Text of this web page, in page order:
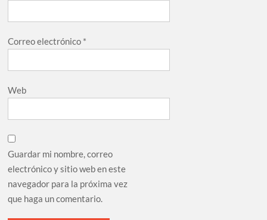
Correo electrónico *
Web
Guardar mi nombre, correo
electrónico y sitio web en este
navegador para la próxima vez
que haga un comentario.